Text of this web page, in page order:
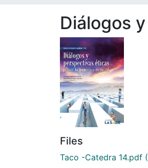
Diálogos
Files
Taco -Catedra 14.pdf